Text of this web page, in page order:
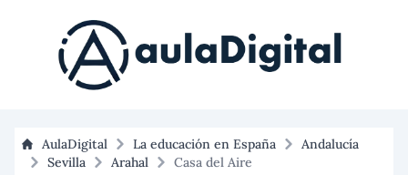
AulaDigital La educación en España
Andalucía
Sevilla
Arahal Casa del Aire